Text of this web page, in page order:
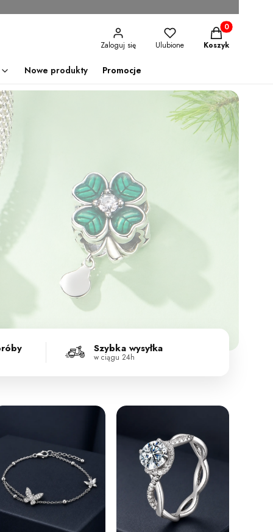
Zaloguj się Ulubione
Produkty w
Koszyk
Nowe produkty Promocje
Szybka wysyłka
w ciągu 24h